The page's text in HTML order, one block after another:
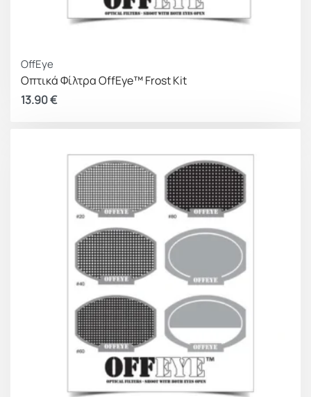
OffEye
Οπτικά Φίλτρα OffEye™ Frost Kit
13.90€